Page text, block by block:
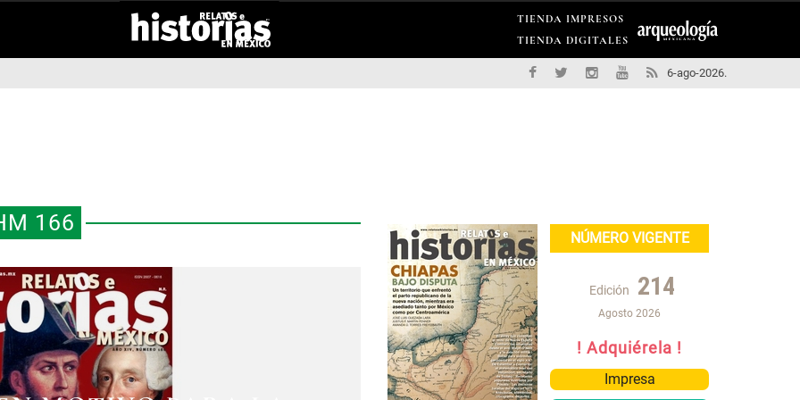
TIENDA IMPRESOS
TIENDA DIGITALES
6-ago-2026.
166
NÚMERO VIGENTE
Edición 214
Agosto 2026
! Adquiérela !
Impresa